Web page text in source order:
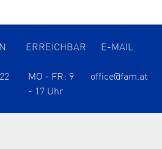
ERREICHBAR E-MAIL
MO - FR: 9
- 17 Uhr
office@fam.at